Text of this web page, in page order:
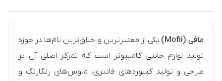
مافی (Mofii)
یکی از معتبرترین و خلاق‌ترین نام‌ها در حوزه
تولید لوازم جانبی کامپیوتر است که تمرکز اصلی آن بر
طراحی و تولید کیبوردهای فانتزی، ماوس‌های رنگارنگ و